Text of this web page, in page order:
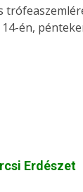
én,
Erdészet